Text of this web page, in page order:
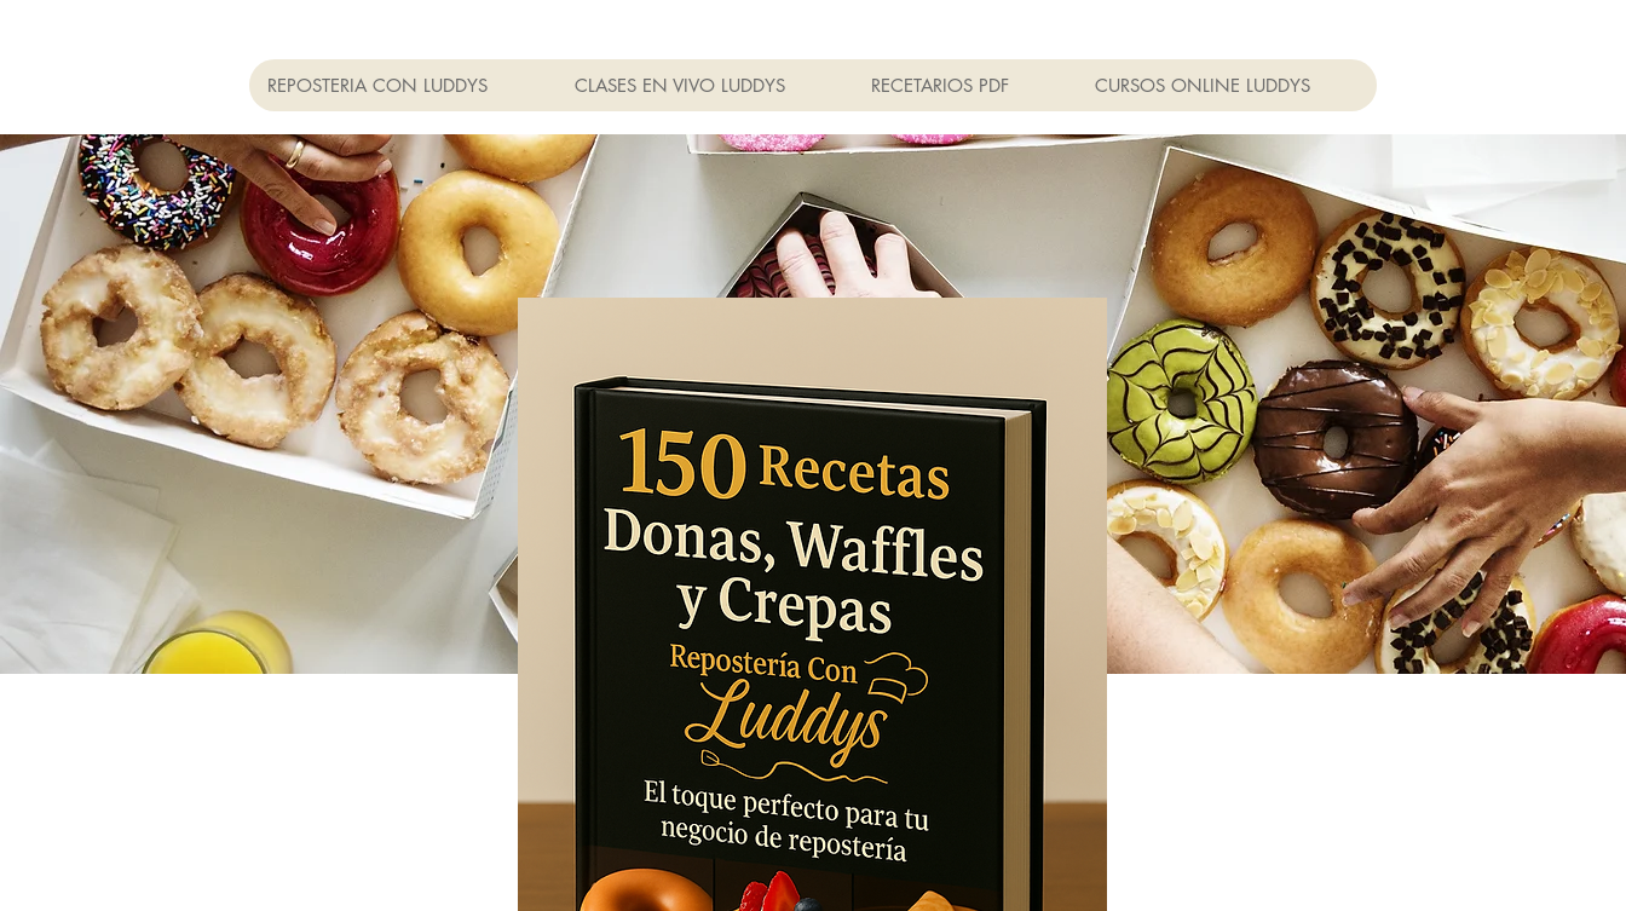
REPOSTERIA CON LUDDYS CLASES EN VIVO LUDDYS RECETARIOS PDF CURSOS ONLINE LUDDYS